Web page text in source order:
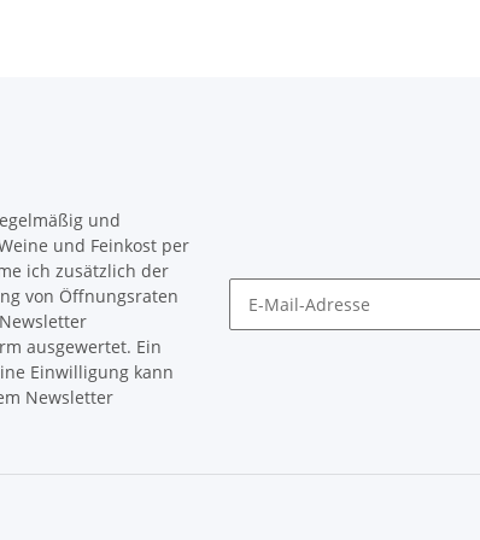
und
und Feinkost per
ich zusätzlich der
von Öffnungsraten
ausgewertet. Ein
Einwilligung kann
Newsletter